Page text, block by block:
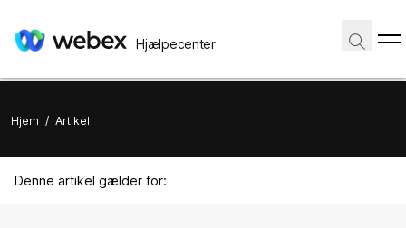
Hjælpecenter
Hjem / Artikel
Denne artikel gælder for: